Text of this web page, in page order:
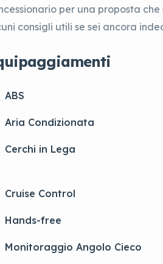
per una proposta
consigli utili se sei ancora
ABS
Aria Condizionata
Cerchi in Lega
Cruise Control
Hands-free
Monitoraggio Angolo Cieco